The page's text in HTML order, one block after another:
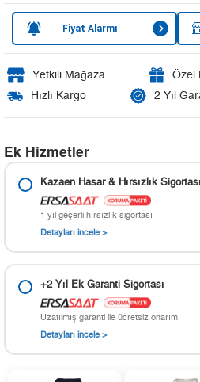
Fiyat Alarmı
Yetkili Mağaza
Özel
Hızlı Kargo
2 Yıl
Ek Hizmetler
Kazaen Hasar & Hırsızlık Sigortası
1 yıl geçerli hırsızlık sigortası
Detayları incele >
+2 Yıl Ek Garanti Sigortası
Uzatılmış garanti ile ücretsiz onarım.
Detayları incele >